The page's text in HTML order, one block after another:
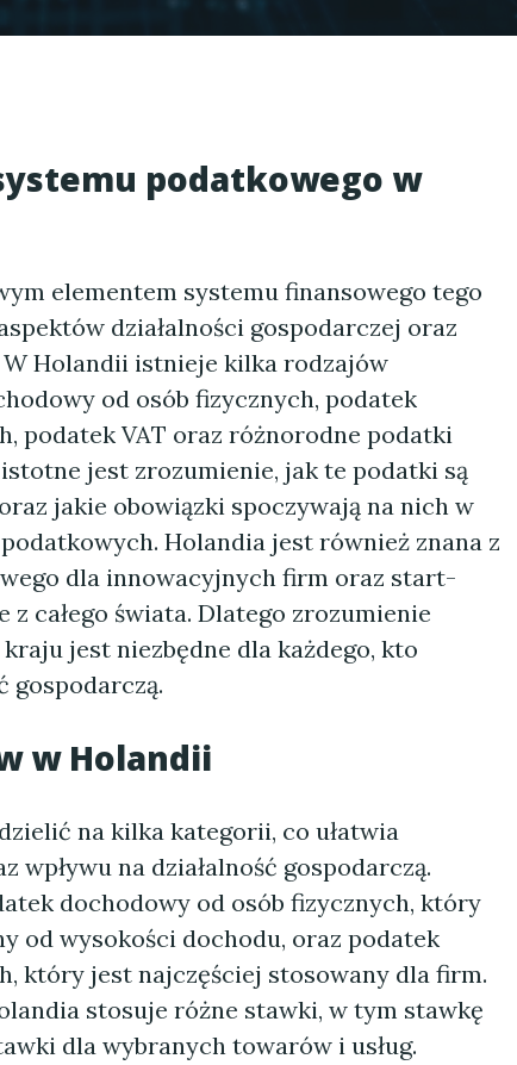
podatkowego w
elementem systemu finansowego tego
działalności gospodarczej oraz
Holandii istnieje kilka rodzajów
od osób fizycznych, podatek
podatek VAT oraz różnorodne podatki
jest zrozumienie, jak te podatki są
jakie obowiązki spoczywają na nich w
Holandia jest również znana z
dla innowacyjnych firm oraz start-
całego świata. Dlatego zrozumienie
jest niezbędne dla każdego, kto
gospodarczą.
w Holandii
na kilka kategorii, co ułatwia
na działalność gospodarczą.
dochodowy od osób fizycznych, który
od wysokości dochodu, oraz podatek
który jest najczęściej stosowany dla firm.
stosuje różne stawki, w tym stawkę
dla wybranych towarów i usług.